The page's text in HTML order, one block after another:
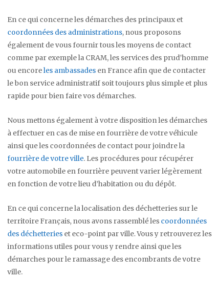
En ce qui concerne les démarches des principaux et
coordonnées des administrations, nous proposons
également de vous fournir tous les moyens de contact
comme par exemple la CRAM, les services des prud’homme
ou encoreles ambassades en France afin que de contacter
le bon service administratif soit toujours plus simple et plus
rapide pour bien faire vos démarches.
Nous mettons également à votre disposition les démarches
à effectuer en cas de mise en fourrière de votre véhicule
ainsi que les coordonnées de contact pour joindre la
fourrière de votre ville. Les procédures pour récupérer
votre automobile en fourrière peuvent varier légèrement
en fonction de votre lieu d’habitation ou du dépôt.
En ce qui concerne la localisation des déchetteries sur le
territoire Français, nous avons rassemblé les coordonnées
des déchetteries et eco-point par ville. Vous y retrouverez les
informations utiles pour vous y rendre ainsi que les
démarches pour le ramassage des encombrants de votre
ville.